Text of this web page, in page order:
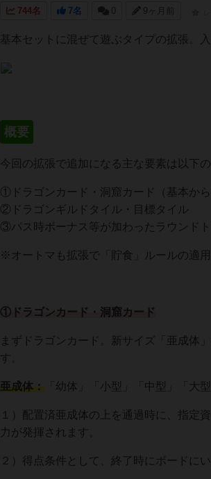
744名 7名 0 9ヶ月前
基本セットに混ぜて遊ぶタイプの拡張。
概要
今回の拡張で追加になる主な要素は以下の
①ドラゴンカード・洞窟カード（基本か
②ドラゴンギルドタイル・目標タイル
③パス時ボーナス等が加わったラウンド
※オートマも拡張で「貯食」ルールの適
①ドラゴンカード・洞窟カード
まずドラゴンカード。新サイズ「亜成体
す。
亜成体： 「幼体」「小型」「中型」「大
１）配置済亜成体の上を通過時に、指定
力が発揮されます。
２）得点条件として、終了時にボードに